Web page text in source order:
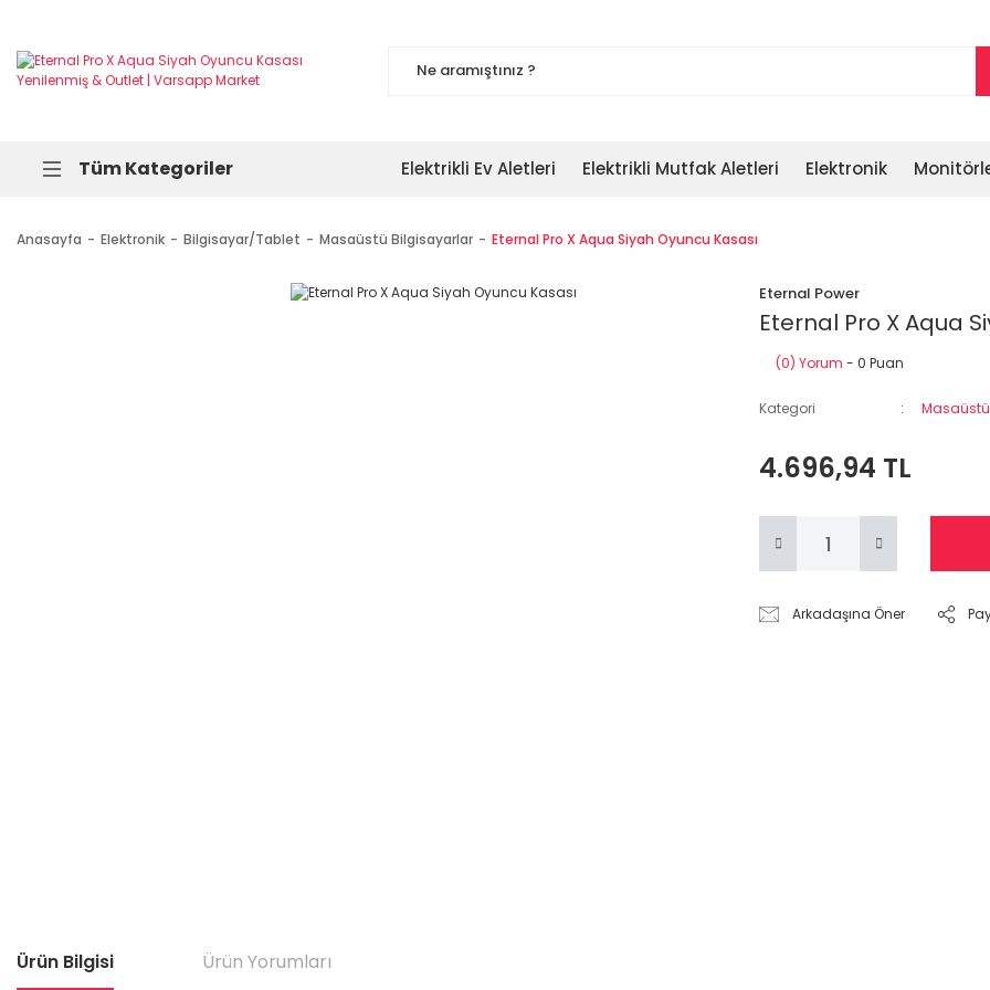
Tüm Kategoriler Elektrikli Ev Aletleri Elektrikli Mutfak Aletleri Elektronik
Anasayfa Elektronik Bilgisayar/Tablet Masaüstü Bilgisayarlar Eternal Pro X Aqua Siyah Oyuncu Kasası
Eternal Power
Eternal Pro X Aqua
(0) Yorum - 0 Puan
Kategori
4.696,94 TL
Arkadaşına Öner
Ürün Bilgisi Ürün Yorumları